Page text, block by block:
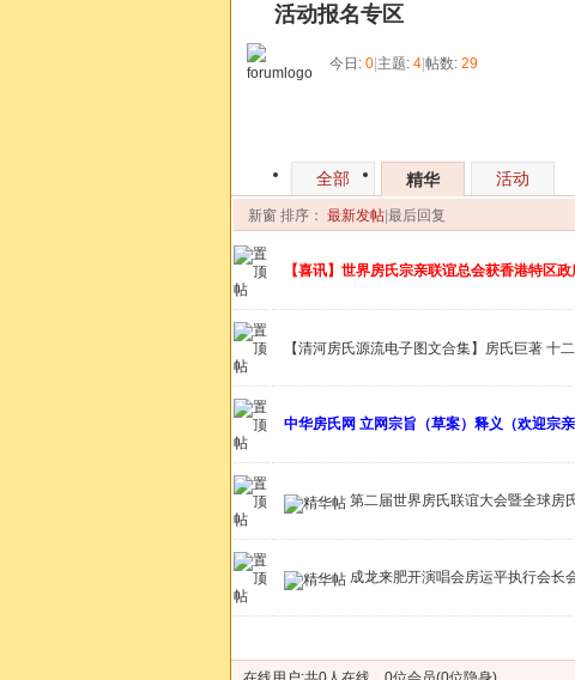
活动报名专区
今日: 0|主题: 4|帖数: 29
全部 精华 活动
新窗 排序： 最新发帖|最后回复
【喜讯】世界房氏宗亲联谊总会获香港特区
【清河房氏源流电子图文合集】房氏巨著 十
中华房氏网 立网宗旨（草案）释义（欢迎宗亲
第二届世界房氏联谊大会暨全球房
成龙来肥开演唱会房运平执行会长